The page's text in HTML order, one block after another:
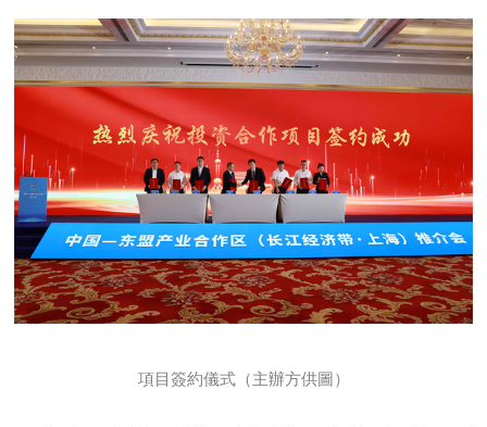
項目簽約儀式（主辦方供圖）